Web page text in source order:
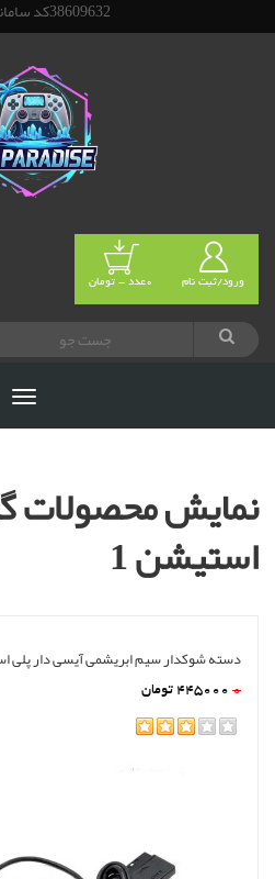
38609632کد سامانه اینماد:
ورود/ثبت نام 0عدد - تومان
نمایش محصولات
استیشن 1
دسته شوکدار سیم ابریشمی آیسی دار پلی
0
445000 تومان